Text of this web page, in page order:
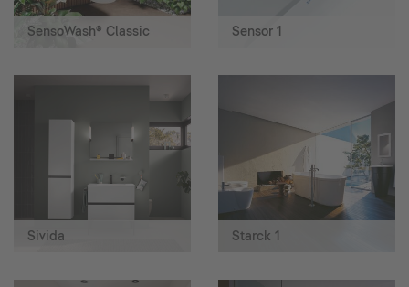
SensoWash® Classic Sensor 1
Sivida Starck 1